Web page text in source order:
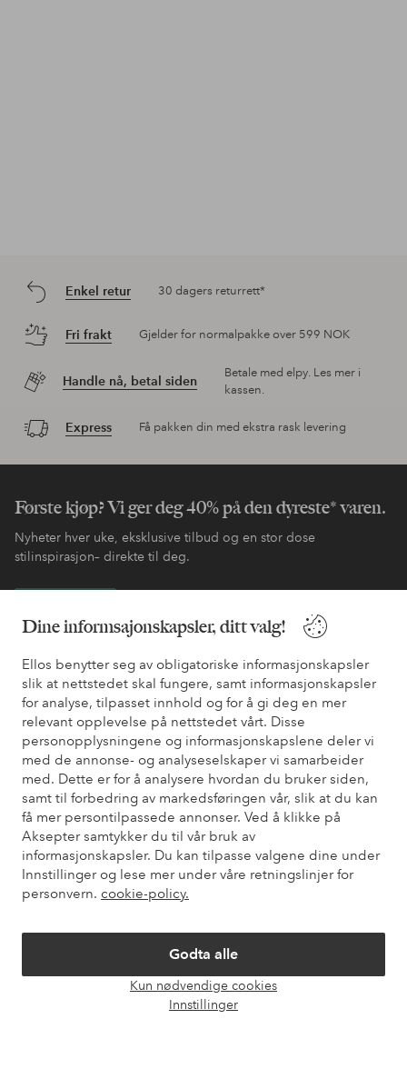
Dine informsajonskapsler, ditt valg!
Ellos benytter seg av obligatoriske informasjonskapsler
slik at nettstedet skal fungere, samt informasjonskapsler
for analyse, tilpasset innhold og for å gi deg en mer
relevant opplevelse på nettstedet vårt. Disse
personopplysningene og informasjonskapslene deler vi
med de annonse- og analyseselskaper vi samarbeider
med. Dette er for å analysere hvordan du bruker siden,
samt til forbedring av markedsføringen vår, slik at du kan
få mer persontilpassede annonser. Ved å klikke på
Aksepter samtykker du til vår bruk av
informasjonskapsler. Du kan tilpasse valgene dine under
Innstillinger og lese mer under våre retningslinjer for
personvern. cookie-policy.
Godta alle
Kun nødvendige cookies
Innstillinger
Enkel retur 30 dagers returrett*
Fri frakt Gjelder for normalpakke over 599 NOK
Handle nå, betal siden
Betale med elpy. Les mer i
kassen.
Express Få pakken din med ekstra rask levering
Første kjøp? Vi ger deg 40% på den dyreste* varen.
Nyheter hver uke, eksklusive tilbud og en stor dose
stilinspirasjon– direkte til deg.
Trenger du hjelp?
Du finner svar på de vanligste spørsmålene i vår FAQ. Du finner
også informasjon om hvordan du kan kontakte oss.
Kundeservice Bestilling Betalingsmåte
Mine sider